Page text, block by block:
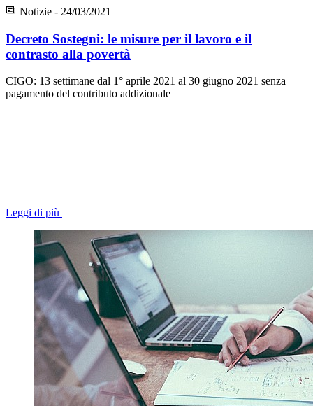
Notizie - 24/03/2021
Decreto Sostegni: le misure per il lavoro e il
contrasto alla povertà
CIGO: 13 settimane dal 1° aprile 2021 al 30 giugno 2021 senza
pagamento del contributo addizionale
Leggi di più